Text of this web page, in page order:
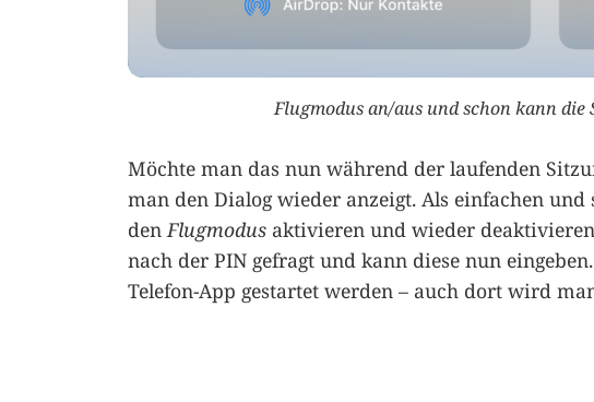
Flugmodus an/aus und schon kann
Möchte man das nun während der laufenden
man den Dialog wieder anzeigt. Als einfachen
denFlugmodus aktivieren und wieder
nach der PIN gefragt und kann diese nun
Telefon-App gestartet werden – auch dort wird